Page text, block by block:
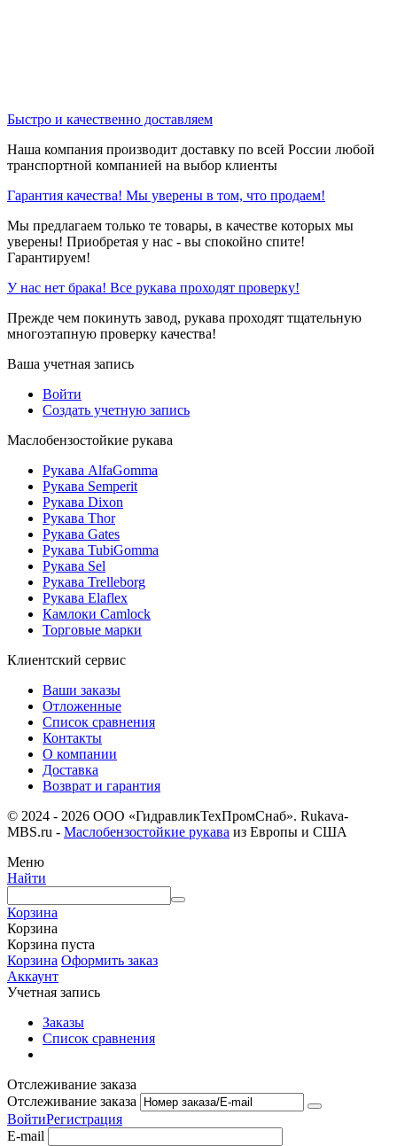
Быстро и качественно доставляем
Наша компания производит доставку по всей России любой
транспортной компанией на выбор клиенты
Гарантия качества! Мы уверены в том, что продаем!
Мы предлагаем только те товары, в качестве которых мы
уверены! Приобретая у нас - вы спокойно спите!
Гарантируем!
У нас нет брака! Все рукава проходят проверку!
Прежде чем покинуть завод, рукава проходят тщательную
многоэтапную проверку качества!
Ваша учетная запись
Войти
Создать учетную запись
Маслобензостойкие рукава
Рукава AlfaGomma
Рукава Semperit
Рукава Dixon
Рукава Thor
Рукава Gates
Рукава TubiGomma
Рукава Sel
Рукава Trelleborg
Рукава Elaflex
Камлоки Camlock
Торговые марки
Клиентский сервис
Ваши заказы
Отложенные
Список сравнения
Контакты
О компании
Доставка
Возврат и гарантия
© 2024 - 2026 ООО «ГидравликТехПромСнаб». Rukava-
MBS.ru - Маслобензостойкие рукава из Европы и США
Меню
Найти
Корзина
Корзина
Корзина пуста
Корзина Оформить заказ
Аккаунт
Учетная запись
Заказы
Список сравнения
Отслеживание заказа
Отслеживание заказа
ВойтиРегистрация
E-mail